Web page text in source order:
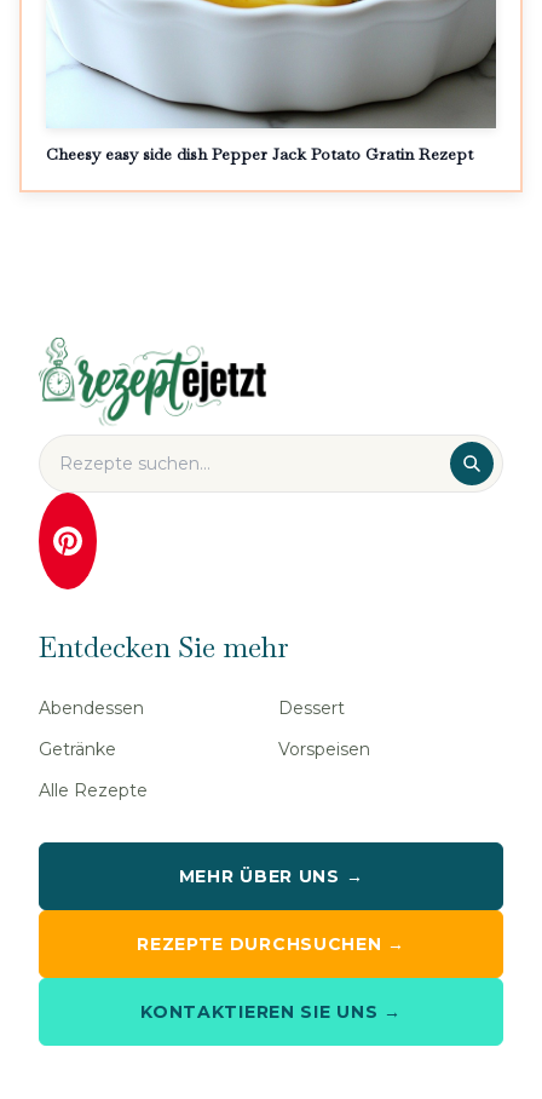
Cheesy easy side dish Pepper Jack Potato Gratin Rezept
Entdecken Sie mehr
Abendessen
Dessert
Getränke
Vorspeisen
Alle Rezepte
MEHR ÜBER UNS →
REZEPTE DURCHSUCHEN →
KONTAKTIEREN SIE UNS →